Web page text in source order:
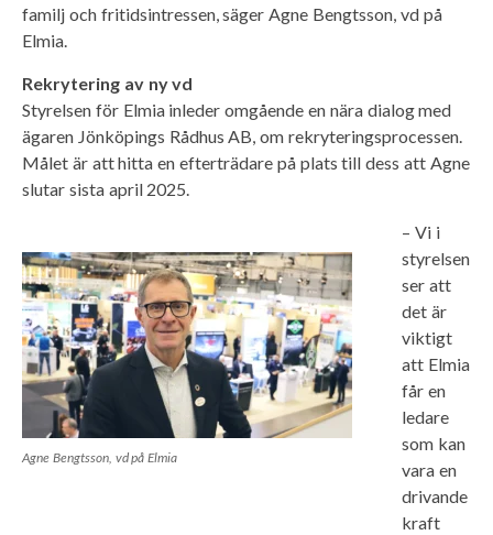
familj och fritidsintressen, säger Agne Bengtsson, vd på
Elmia.
Rekrytering av ny vd
Styrelsen för Elmia inleder omgående en nära dialog med
ägaren Jönköpings Rådhus AB, om rekryteringsprocessen.
Målet är att hitta en efterträdare på plats till dess att Agne
slutar sista april 2025.
Agne Bengtsson, vd på Elmia
– Vi i
styrelsen
ser att
det är
viktigt
att Elmia
får en
ledare
som kan
vara en
drivande
kraft